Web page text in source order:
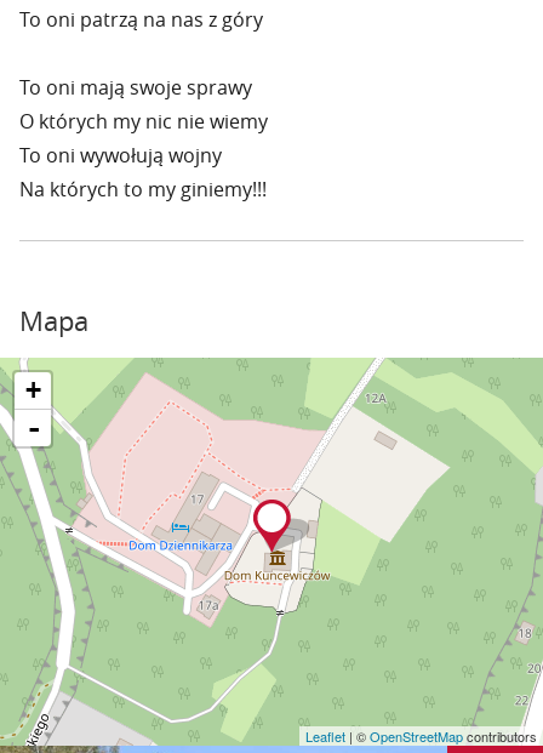
To oni patrzą na nas z góry
To oni mają swoje sprawy
O których my nic nie wiemy
To oni wywołują wojny
Na których to my giniemy!!!
Mapa
+
-
Leaflet | ©OpenStreetMapcontributors